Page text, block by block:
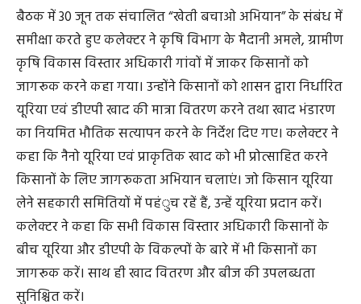
बैठक में 30 जून तक संचालित “खेती बचाओ अभियान” के संबंध में
समीक्षा करते हुए कलेक्टर ने कृषि विभाग के मैदानी अमले, ग्रामीण
कृषि विकास विस्तार अधिकारी गांवों में जाकर किसानों को
जागरूक करने कहा गया। उन्होंने किसानों को शासन द्वारा निर्धारित
यूरिया एवं डीएपी खाद की मात्रा वितरण करने तथा खाद भंडारण
का नियमित भौतिक सत्यापन करने के निर्देश दिए गए। कलेक्टर ने
कहा कि नैनो यूरिया एवं प्राकृतिक खाद को भी प्रोत्साहित करने
किसानों के लिए जागरूकता अभियान चलाएं। जो किसान यूरिया
लेने सहकारी समितियों में पहंुच रहें हैं, उन्हें यूरिया प्रदान करें।
कलेक्टर ने कहा कि सभी विकास विस्तार अधिकारी किसानों के
बीच यूरिया और डीएपी के विकल्पों के बारे में भी किसानों का
जागरूक करें। साथ ही खाद वितरण और बीज की उपलब्धता
सुनिश्चित करें।